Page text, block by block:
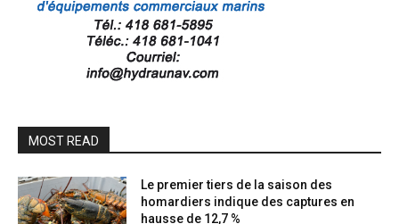
MOST READ
Le premier tiers de la saison des
homardiers indique des captures en
hausse de 12,7 %